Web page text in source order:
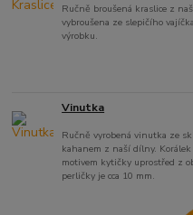
Ručně broušená kraslice z
vybroušena ze slepičího
výrobku.
Vinutka
Ručně vyrobená vinutka ze
kahanem z naší dílny.
motivem kytičky uprostřed z
perličky je cca 10 mm.